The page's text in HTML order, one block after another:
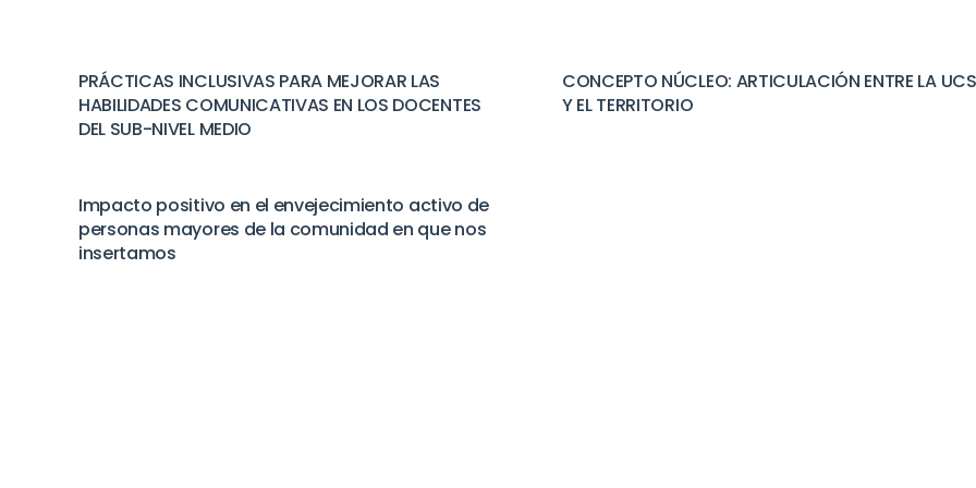
PRÁCTICAS INCLUSIVAS PARA MEJORAR LAS
HABILIDADES COMUNICATIVAS EN LOS DOCENTES
DEL SUB-NIVEL MEDIO
CONCEPTO NÚCLEO: ARTICULACIÓN ENTRE LA
Y EL TERRITORIO
Impacto positivo en el envejecimiento activo de
personas mayores de la comunidad en que nos
insertamos